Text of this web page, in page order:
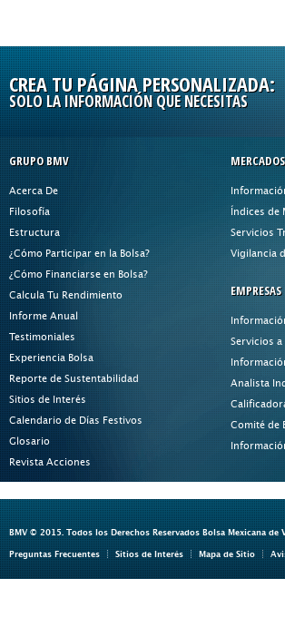
CREA TU PÁGINA PERSONALIZADA:
SOLO LA INFORMACIÓN QUE NECESITAS
GRUPO BMV
Acerca De
Filosofía
Estructura
¿Cómo Participar en la Bolsa?
¿Cómo Financiarse en Bolsa?
Calcula Tu Rendimiento
Informe Anual
Testimoniales
Experiencia Bolsa
Reporte de Sustentabilidad
Sitios de Interés
Calendario de Días Festivos
Glosario
Revista Acciones
MERCADOS
Índices de
Servicios
Vigilancia
Servicios a
Analista
Comité de
BMV © 2015. Todos los Derechos Reservados Bolsa Mexicana de
Preguntas Frecuentes Sitios de Interés Mapa de Sitio